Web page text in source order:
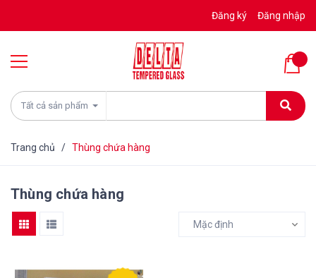
Đăng ký Đăng nhập
Tất cả sản phẩm
Trang chủ / Thùng chứa hàng
Thùng chứa hàng
Mặc định